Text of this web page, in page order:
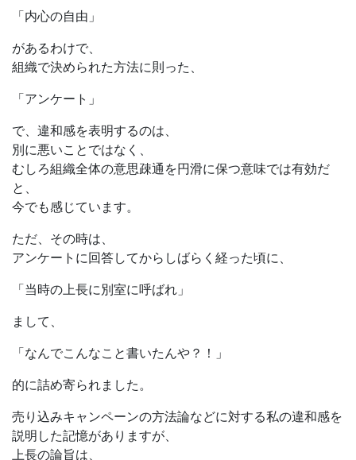
「内心の自由」
があるわけで、
組織で決められた方法に則った、
「アンケート」
で、違和感を表明するのは、
別に悪いことではなく、
むしろ組織全体の意思疎通を円滑に保つ意味では有効だ
と、
今でも感じています。
ただ、その時は、
アンケートに回答してからしばらく経った頃に、
「当時の上長に別室に呼ばれ」
まして、
「なんでこんなこと書いたんや？！」
的に詰め寄られました。
売り込みキャンペーンの方法論などに対する私の違和感を
説明した記憶がありますが、
上長の論旨は、